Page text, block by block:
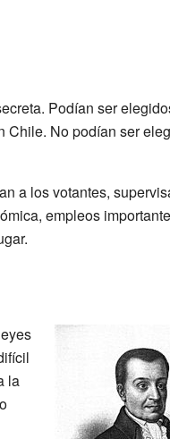
Podían ser
Chile. No podían ser
a los votantes,
empleos
la